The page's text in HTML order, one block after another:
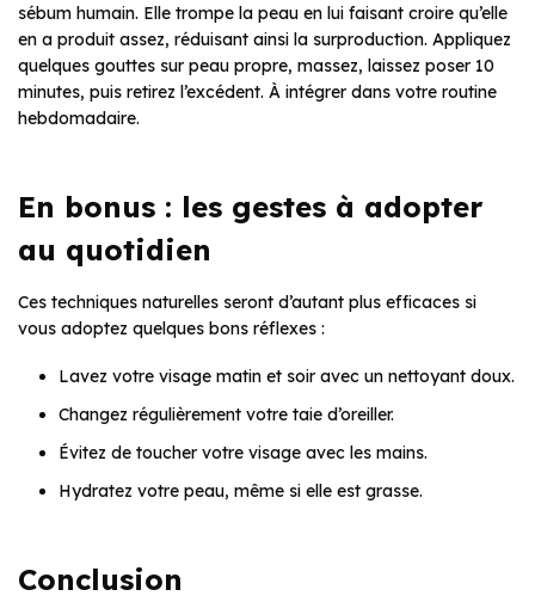
sébum humain. Elle trompe la peau en lui faisant croire qu’elle
en a produit assez, réduisant ainsi la surproduction. Appliquez
quelques gouttes sur peau propre, massez, laissez poser 10
minutes, puis retirez l’excédent. À intégrer dans votre routine
hebdomadaire.
En bonus : les gestes à adopter
au quotidien
Ces techniques naturelles seront d’autant plus efficaces si
vous adoptez quelques bons réflexes :
Lavez votre visage matin et soir avec un nettoyant doux.
Changez régulièrement votre taie d’oreiller.
Évitez de toucher votre visage avec les mains.
Hydratez votre peau, même si elle est grasse.
Conclusion